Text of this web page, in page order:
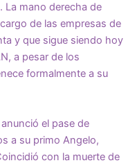
La mano derecha de
de las empresas de
y que sigue siendo hoy
a pesar de los
formalmente a su
el pase de
a su primo Angelo,
con la muerte de